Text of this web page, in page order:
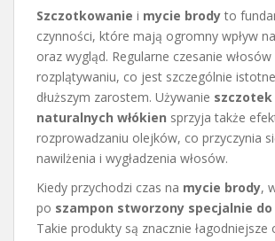
Szczotkowanie i mycie brody to
czynności, które mają ogromny wpływ
oraz wygląd. Regularne czesanie
rozplątywaniu, co jest szczególnie
dłuższym zarostem. Używanie szczotek
naturalnych włókien sprzyja także
rozprowadzaniu olejków, co przyczynia
nawilżenia i wygładzenia włosów.
Kiedy przychodzi czas na mycie brody,
po szampon stworzony specjalnie
Takie produkty są znacznie łagodniejsze